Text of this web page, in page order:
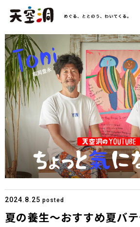
2024.8.25 posted
夏の養生〜おすすめ夏バ